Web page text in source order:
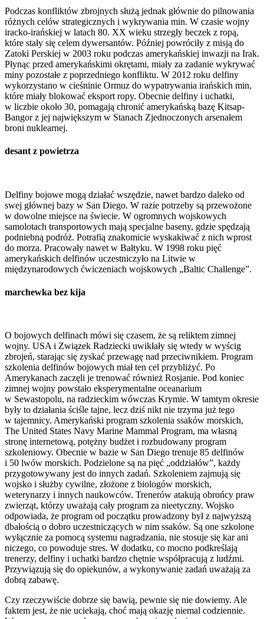
Podczas konfliktów zbrojnych służą jednak głównie do pilnowania
różnych celów strategicznych i wykrywania min. W czasie wojny
iracko-irańskiej w latach 80. XX wieku strzegły beczek z ropą,
które stały się celem dywersantów. Później powróciły z misją do
Zatoki Perskiej w 2003 roku podczas amerykańskiej inwazji na Irak.
Płynąc przed amerykańskimi okrętami, miały za zadanie wykrywać
miny pozostałe z poprzedniego konfliktu. W 2012 roku delfiny
wykorzystano w cieśninie Ormuz do wypatrywania irańskich min,
które miały blokować eksport ropy. Obecnie delfiny i uchatki,
w liczbie około 30, pomagają chronić amerykańską bazę Kitsap-
Bangor z jej największym w Stanach Zjednoczonych arsenałem
broni nuklearnej.
desant z powietrza
Delfiny bojowe mogą działać wszędzie, nawet bardzo daleko od
swej głównej bazy w San Diego. W razie potrzeby są przewożone
w dowolne miejsce na świecie. W ogromnych wojskowych
samolotach transportowych mają specjalne baseny, gdzie spędzają
podniebną podróż. Potrafią znakomicie wyskakiwać z nich wprost
do morza. Pracowały nawet w Bałtyku. W 1998 roku pięć
amerykańskich delfinów uczestniczyło na Litwie w
międzynarodowych ćwiczeniach wojskowych „Baltic Challenge”.
marchewka bez kija
O bojowych delfinach mówi się czasem, że są reliktem zimnej
wojny. USA i Związek Radziecki uwikłały się wtedy w wyścig
zbrojeń, starając się zyskać przewagę nad przeciwnikiem. Program
szkolenia delfinów bojowych miał ten cel przybliżyć. Po
Amerykanach zaczęli je trenować również Rosjanie. Pod koniec
zimnej wojny powstało eksperymentalne oceanarium
w Sewastopolu, na radzieckim wówczas Krymie. W tamtym okresie
były to działania ściśle tajne, lecz dziś nikt nie trzyma już tego
w tajemnicy. Amerykański program szkolenia ssaków morskich,
The United States Navy Marine Mammal Program, ma własną
stronę internetową, potężny budżet i rozbudowany program
szkoleniowy. Obecnie w bazie w San Diego trenuje 85 delfinów
i 50 lwów morskich. Podzielone są na pięć „oddziałów”, każdy
przygotowywany jest do innych zadań. Szkoleniem zajmują się
wojsko i służby cywilne, złożone z biologów morskich,
weterynarzy i innych naukowców. Trenerów atakują obrońcy praw
zwierząt, którzy uważają cały program za nieetyczny. Wojsko
odpowiada, że program od początku prowadzony był z najwyższą
dbałością o dobro uczestniczących w nim ssaków. Są one szkolone
wyłącznie za pomocą systemu nagradzania, nie stosuje się kar ani
niczego, co powoduje stres. W dodatku, co mocno podkreślają
trenerzy, delfiny i uchatki bardzo chętnie współpracują z ludźmi.
Przywiązują się do opiekunów, a wykonywanie zadań uważają za
dobrą zabawę.
Czy rzeczywiście dobrze się bawią, pewnie się nie dowiemy. Ale
faktem jest, że nie uciekają, choć mają okazję niemal codziennie.